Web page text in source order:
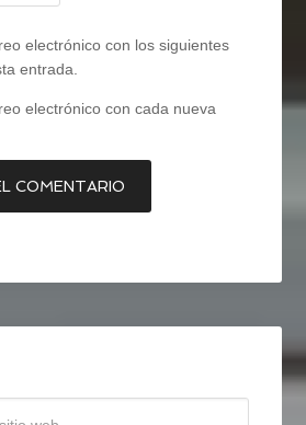
electrónico con los siguientes
entrada.
electrónico con cada nueva